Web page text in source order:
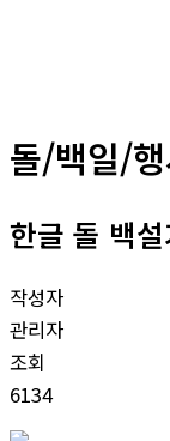
돌/백일/
한글 돌 백
작성자
관리자
조회
6134